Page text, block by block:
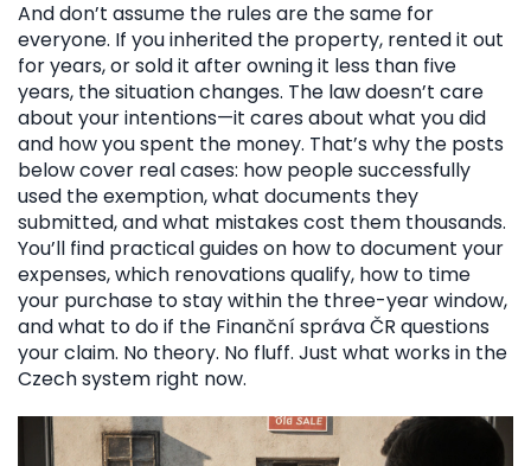
And don’t assume the rules are the same for
everyone. If you inherited the property, rented it out
for years, or sold it after owning it less than five
years, the situation changes. The law doesn’t care
about your intentions—it cares about what you did
and how you spent the money. That’s why the posts
below cover real cases: how people successfully
used the exemption, what documents they
submitted, and what mistakes cost them thousands.
You’ll find practical guides on how to document your
expenses, which renovations qualify, how to time
your purchase to stay within the three-year window,
and what to do if the Finanční správa ČR questions
your claim. No theory. No fluff. Just what works in the
Czech system right now.